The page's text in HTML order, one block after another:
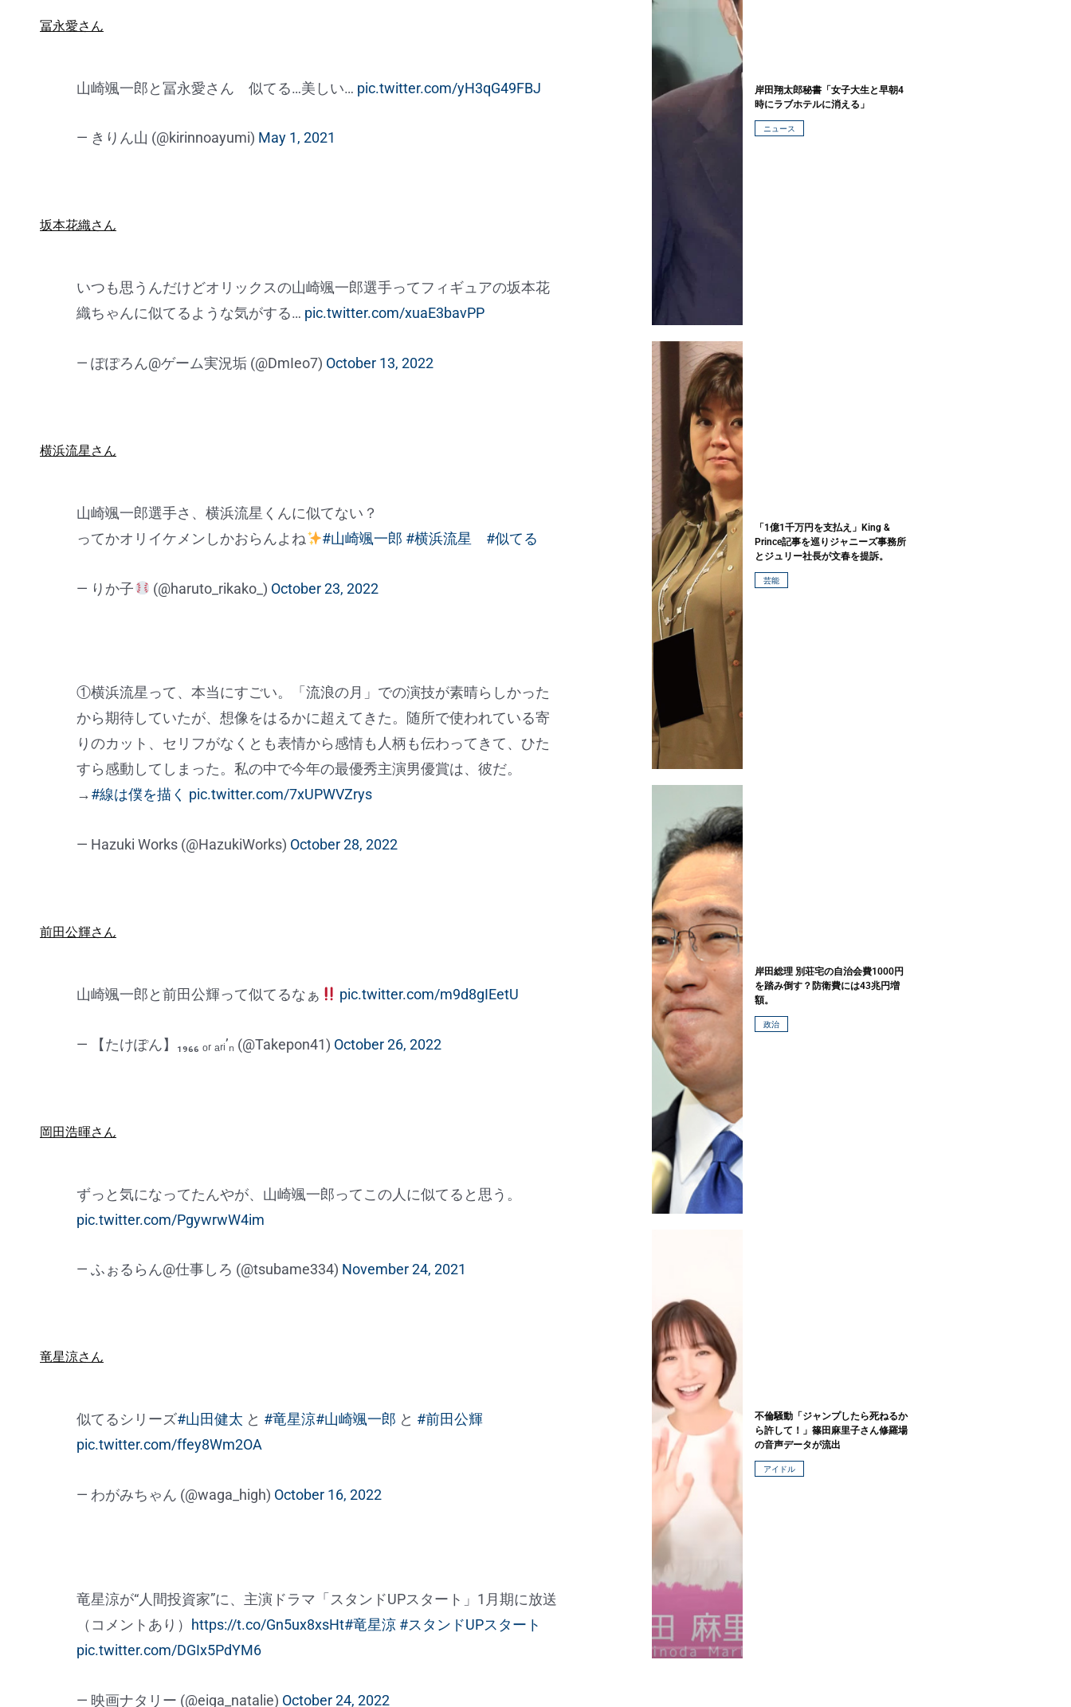
冨永愛さん
山崎颯一郎と冨永愛さん 似てる…美しい… pic.twitter.com/yH3qG49FBJ
— きりん山 (@kirinnoayumi) May 1, 2021
坂本花織さん
いつも思うんだけどオリックスの山崎颯一郎選手ってフィギュアの坂本花
織ちゃんに似てるような気がする… pic.twitter.com/xuaE3bavPP
— ぽぽろん@ゲーム実況垢 (@DmIeo7) October 13, 2022
横浜流星さん
山崎颯一郎選手さ、横浜流星くんに似てない？
ってかオリイケメンしかおらんよね
#山崎颯一郎 #横浜流星 #似てる
— りか子 (@haruto_rikako_) October 23, 2022
①横浜流星って、本当にすごい。「流浪の月」での演技が素晴らしかった
から期待していたが、想像をはるかに超えてきた。随所で使われている寄
りのカット、セリフがなくとも表情から感情も人柄も伝わってきて、ひた
すら感動してしまった。私の中で今年の最優秀主演男優賞は、彼だ。
→ #線は僕を描く pic.twitter.com/7xUPWVZrys
— Hazuki Works (@HazukiWorks) October 28, 2022
前田公輝さん
山崎颯一郎と前田公輝って似てるなぁ pic.twitter.com/m9d8gIEetU
— 【たけぽん】₁₉₆₆ ₒᵣ ₐᵣᵢ’ₙ (@Takepon41) October 26, 2022
岡田浩暉さん
ずっと気になってたんやが、山崎颯一郎ってこの人に似てると思う。
pic.twitter.com/PgywrwW4im
— ふぉるらん@仕事しろ (@tsubame334) November 24, 2021
竜星涼さん
似てるシリーズ#山田健太 と #竜星涼#山崎颯一郎 と #前田公輝
pic.twitter.com/ffey8Wm2OA
— わがみちゃん (@waga_high) October 16, 2022
竜星涼が“人間投資家”に、主演ドラマ「スタンドUPスタート」1月期に放送
（コメントあり） https://t.co/Gn5ux8xsHt#竜星涼 #スタンドUPスタート
pic.twitter.com/DGIx5PdYM6
— 映画ナタリー (@eiga_natalie) October 24, 2022
岸田翔太郎秘書「女子大生と早朝4
時にラブホテルに消える」
ニュース
「1億1千万円を支払え」King &
Prince記事を巡りジャニーズ事務所
とジュリー社長が文春を提訴。
芸能
岸田総理 別荘宅の自治会費1000円
を踏み倒す？防衛費には43兆円増
額。
政治
不倫騒動「ジャンプしたら死ねるか
ら許して！」篠田麻里子さん修羅場
の音声データが流出
アイドル